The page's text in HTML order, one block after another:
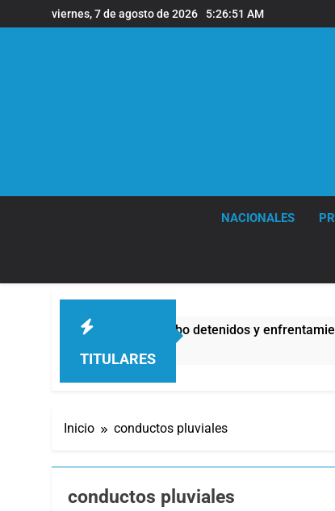
al
viernes, 7 de agosto de 2026 5:26:53 AM
NACIONALES
TITULARES
hubo detenidos y enfrentamientos
Inicio conductos pluviales
conductos pluviales